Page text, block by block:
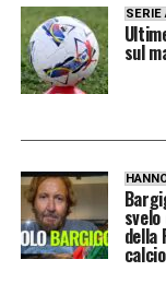
SERIE
sul
della